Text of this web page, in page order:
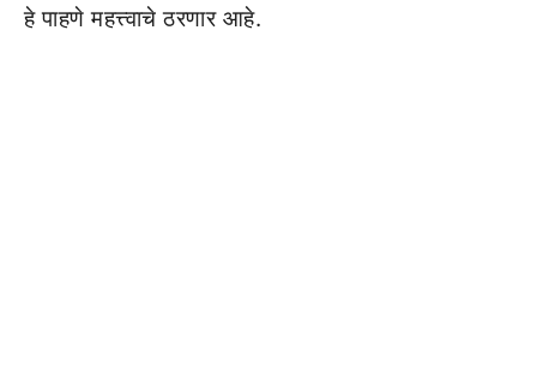
हे पाहणे महत्त्वाचे ठरणार आहे.